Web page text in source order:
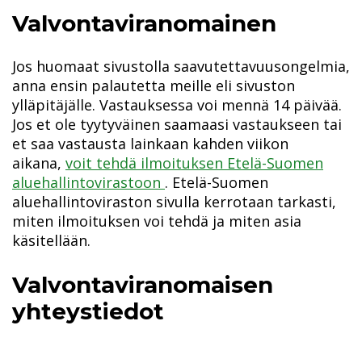
Valvontaviranomainen
Jos huomaat sivustolla saavutettavuusongelmia,
anna ensin palautetta meille eli sivuston
ylläpitäjälle. Vastauksessa voi mennä 14 päivää.
Jos et ole tyytyväinen saamaasi vastaukseen tai
et saa vastausta lainkaan kahden viikon
aikana, voit tehdä ilmoituksen Etelä-Suomen
aluehallintovirastoon
Avautuu uuteen ikkunaan
. Etelä-Suomen
aluehallintoviraston sivulla kerrotaan tarkasti,
miten ilmoituksen voi tehdä ja miten asia
käsitellään.
Valvontaviranomaisen
yhteystiedot